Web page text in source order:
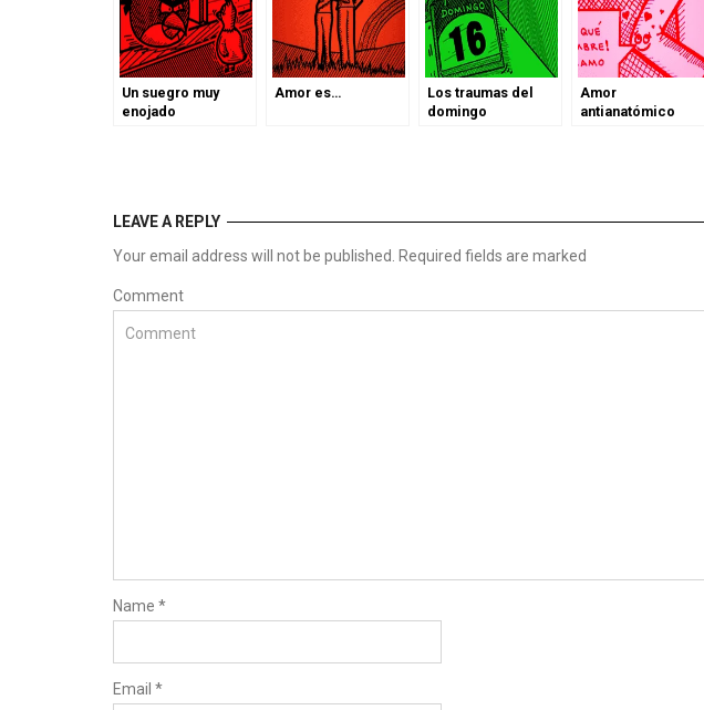
Un suegro muy
enojado
Amor es…
Los traumas del
domingo
Amor
antianatómico
LEAVE A REPLY
Your email address will not be published. Required fields are marked
Comment
Name *
Email *